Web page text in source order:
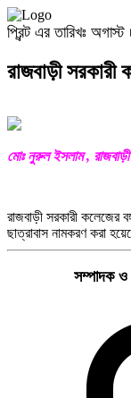
প্রিন্ট এর তারিখঃ
রাজবাড়ী সরকারী
মোঃ নুরুল ইসলাম ,
রাজবাড়ী সরকারী কলেজের
ছাত্রাবাস নামকরণ করা
সম্পাদক